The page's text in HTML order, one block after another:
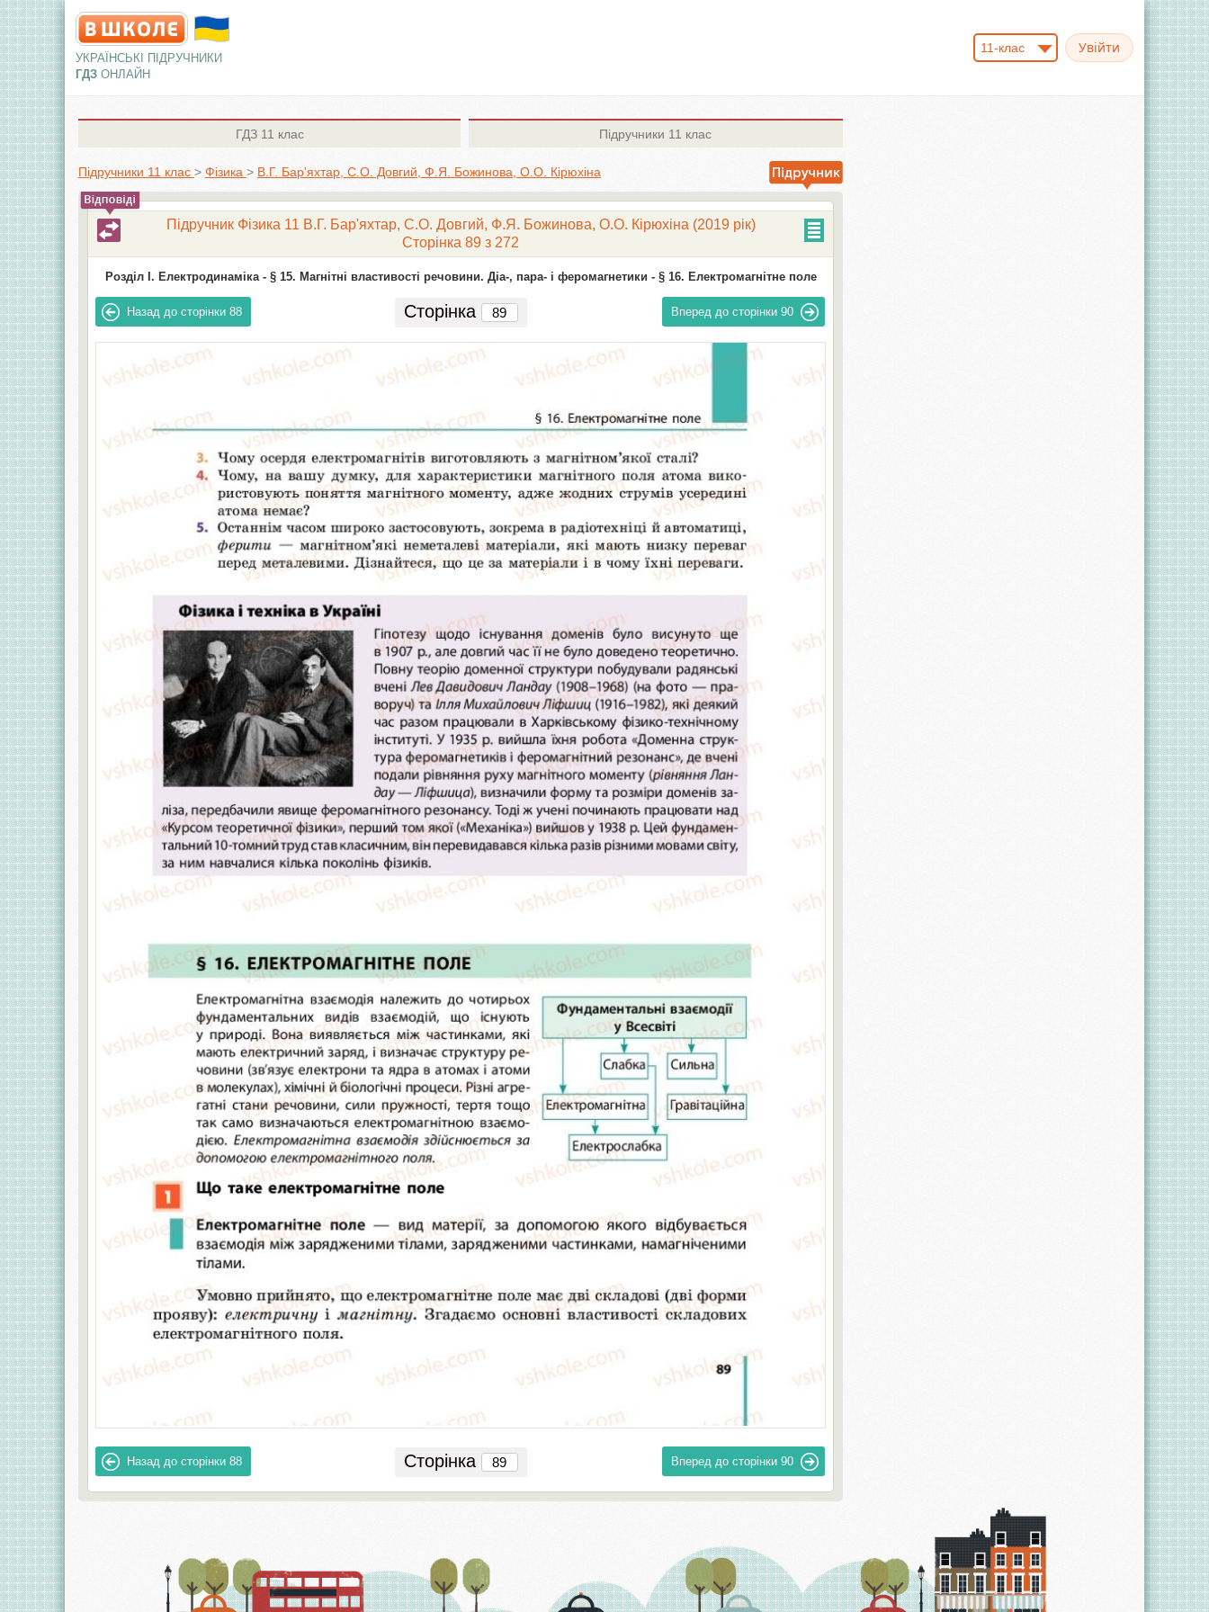
УКРАЇНСЬКІ ПІДРУЧНИКИ
ГДЗ ОНЛАЙН
11-клас
ГДЗ11 клас Підручники 11 клас
Підручники 11 клас > Фізика > В.Г. Бар'яхтар, С.О. Довгий, Ф.Я. Божинова, О.О. Кірюхіна
Підручник Фізика 11 В.Г. Бар'яхтар, С.О. Довгий, Ф.Я. Божинова, О.О. Кірюхіна (2019 рік)
Сторінка 89 з 272
Розділ I. Електродинаміка - § 15. Магнітні властивості речовини. Діа-, пара- і феромагнетики - § 16. Електромагнітне поле
Назад до сторінки 88 Сторінка Вперед до сторінки 90
Назад до сторінки 88 Сторінка Вперед до сторінки 90